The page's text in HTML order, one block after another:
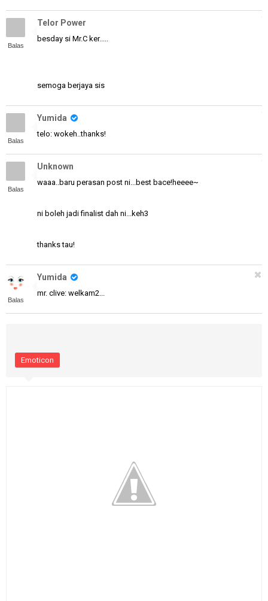
Balas
Telor Power
besday si Mr.C ker.....
semoga berjaya sis
Balas
Yumida
telo: wokeh..thanks!
Balas
Unknown
waaa..baru perasan post ni...best bace!heeee~
ni boleh jadi finalist dah ni...keh3
thanks tau!
Balas
Yumida
mr. clive: welkam2...
Emoticon